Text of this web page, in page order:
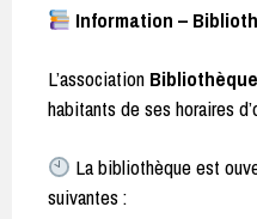
Information –
L’association
habitants de ses horaires
La bibliothèque est
suivantes :